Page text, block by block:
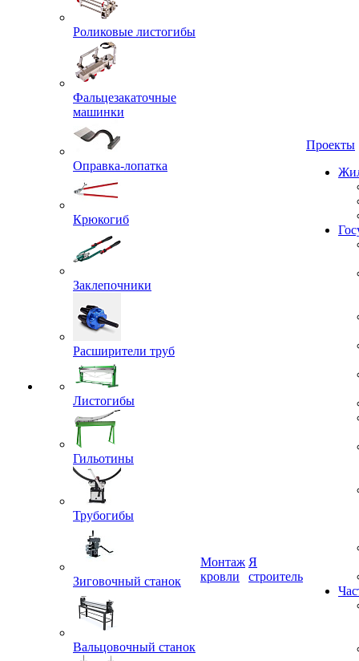
Роликовые листогибы
Фальцезакаточные
машинки
Оправка-лопатка
Крюкогиб
Заклепочники
Расширители труб
Листогибы
Гильотины
Трубогибы
Зиговочный станок
Вальцовочный станок
Монтаж
кровли
Я
строитель
Проекты